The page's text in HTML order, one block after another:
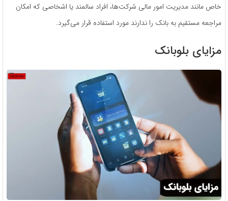
خاص مانند مدیریت امور مالی شرکت‌ها، افراد سالمند یا اشخاصی که امکان
مراجعه مستقیم به بانک را ندارند مورد استفاده قرار می‌گیرد.
مزایای بلوبانک